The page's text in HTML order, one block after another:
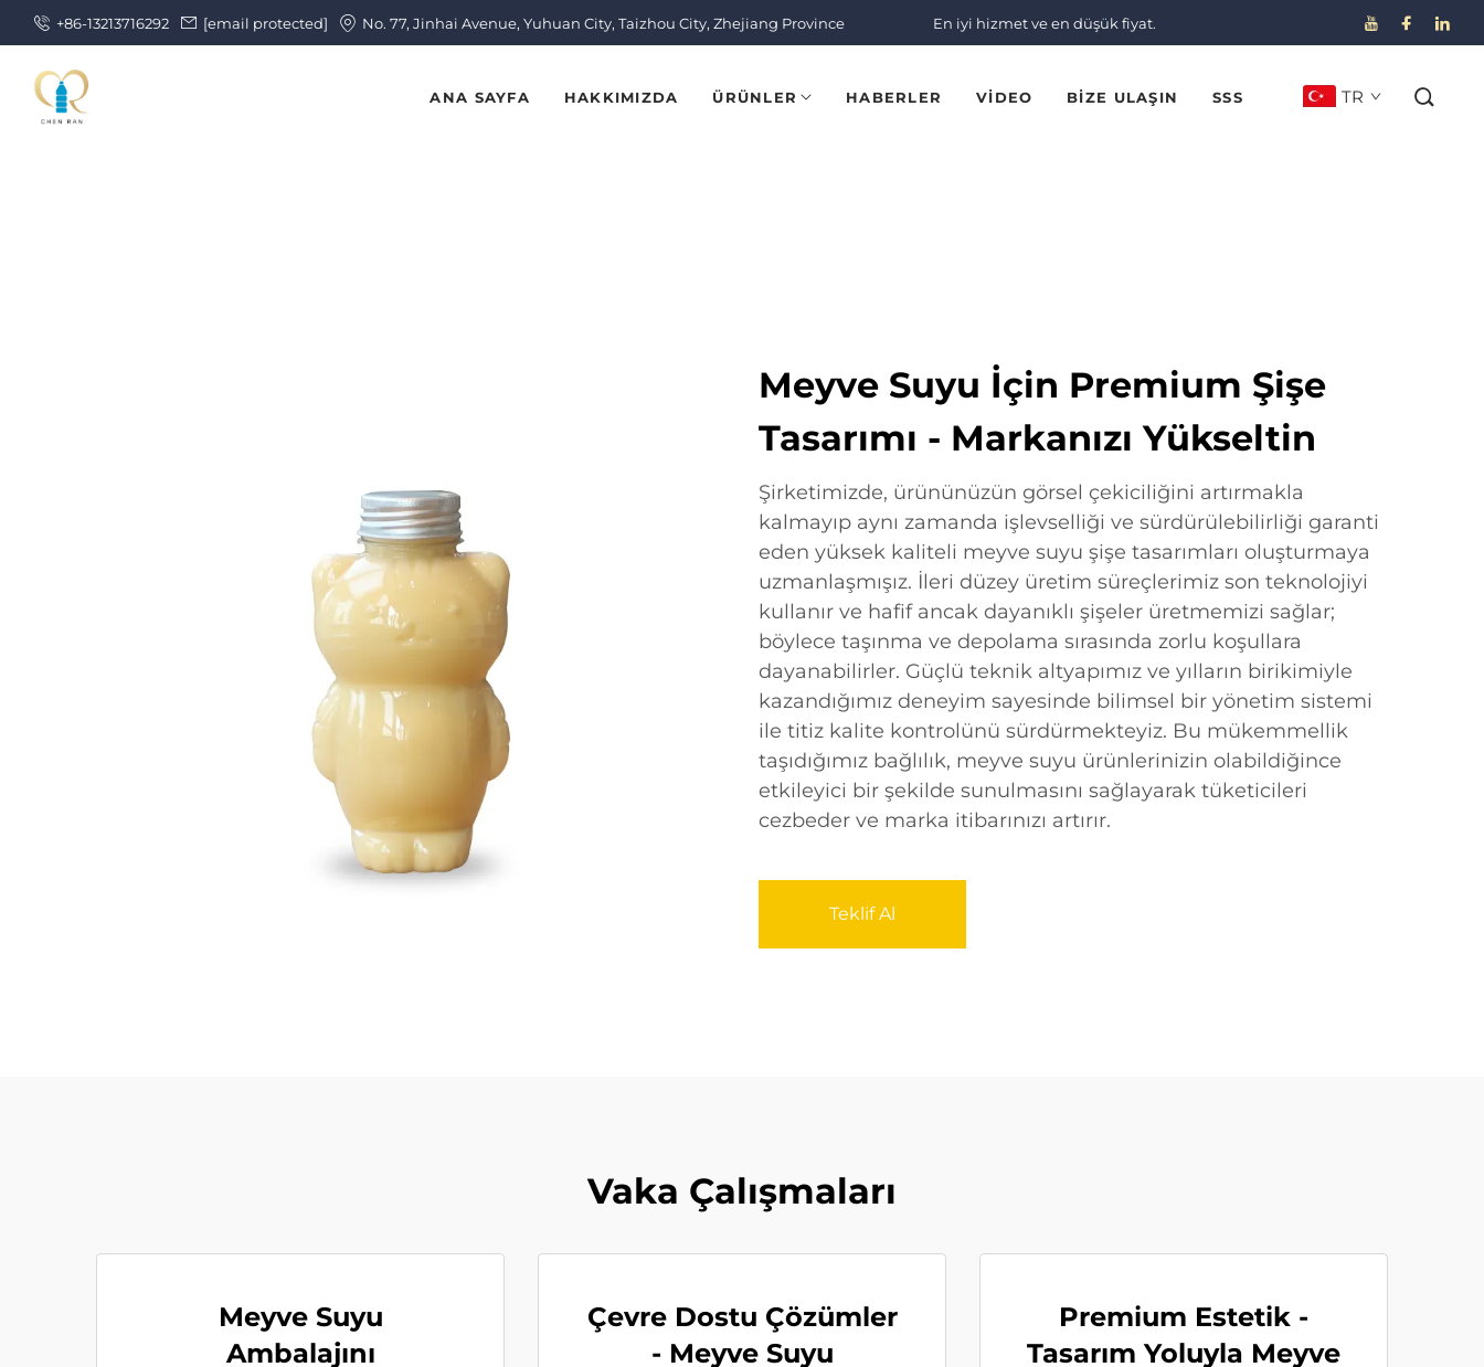
+86-13213716292 [email protected] No. 77, Jinhai Avenue, Yuhuan City, Taizhou City, Zhejiang Province En iyi hizmet ve en düşük fiyat.
ANA SAYFA HAKKIMIZDA ÜRÜNLER HABERLER VIDEO BIZE ULAŞIN SSS TR
Meyve Suyu İçin Premium Şişe
Tasarımı - Markanızı Yükseltin
Şirketimizde, ürününüzün görsel çekiciliğini artırmakla
kalmayıp aynı zamanda işlevselliği ve sürdürülebilirliği garanti
eden yüksek kaliteli meyve suyu şişe tasarımları oluşturmaya
uzmanlaşmışız. İleri düzey üretim süreçlerimiz son teknolojiyi
kullanır ve hafif ancak dayanıklı şişeler üretmemizi sağlar;
böylece taşınma ve depolama sırasında zorlu koşullara
dayanabilirler. Güçlü teknik altyapımız ve yılların birikimiyle
kazandığımız deneyim sayesinde bilimsel bir yönetim sistemi
ile titiz kalite kontrolünü sürdürmekteyiz. Bu mükemmellik
taşıdığımız bağlılık, meyve suyu ürünlerinizin olabildiğince
etkileyici bir şekilde sunulmasını sağlayarak tüketicileri
cezbeder ve marka itibarınızı artırır.
Teklif Al
Vaka Çalışmaları
Meyve Suyu
Ambalajını
Çevre Dostu Çözümler
- Meyve Suyu
Premium Estetik -
Tasarım Yoluyla Meyve